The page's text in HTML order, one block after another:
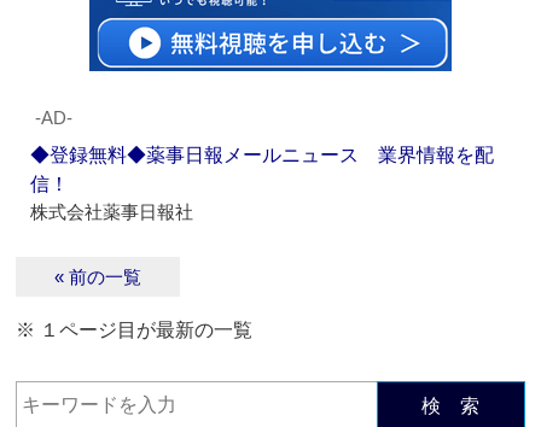
‐AD‐
◆登録無料◆薬事日報メールニュース 業界情報を配
信！
株式会社薬事日報社
« 前の一覧
※ １ページ目が最新の一覧
検 索